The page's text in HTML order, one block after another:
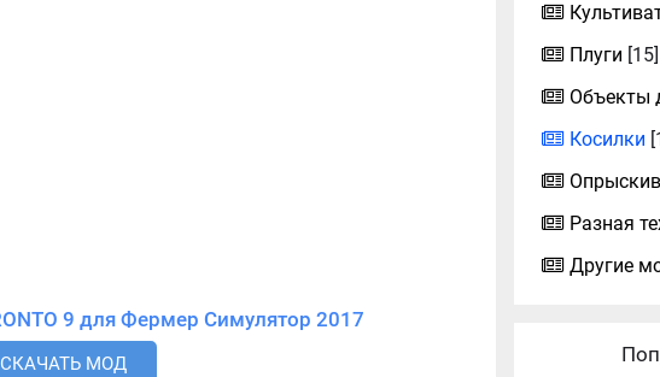
Скачать мод HORSCH PRONTO 9 для Фермер Симулятор 2017
СКАЧАТЬ МОД
Плуги [15]
Объекты
Косилки
Разная
Другие